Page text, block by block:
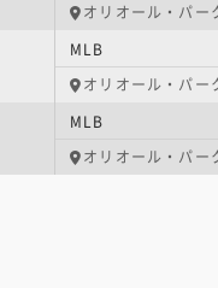
オリオール・パー
MLB
オリオール・パー
MLB
オリオール・パー